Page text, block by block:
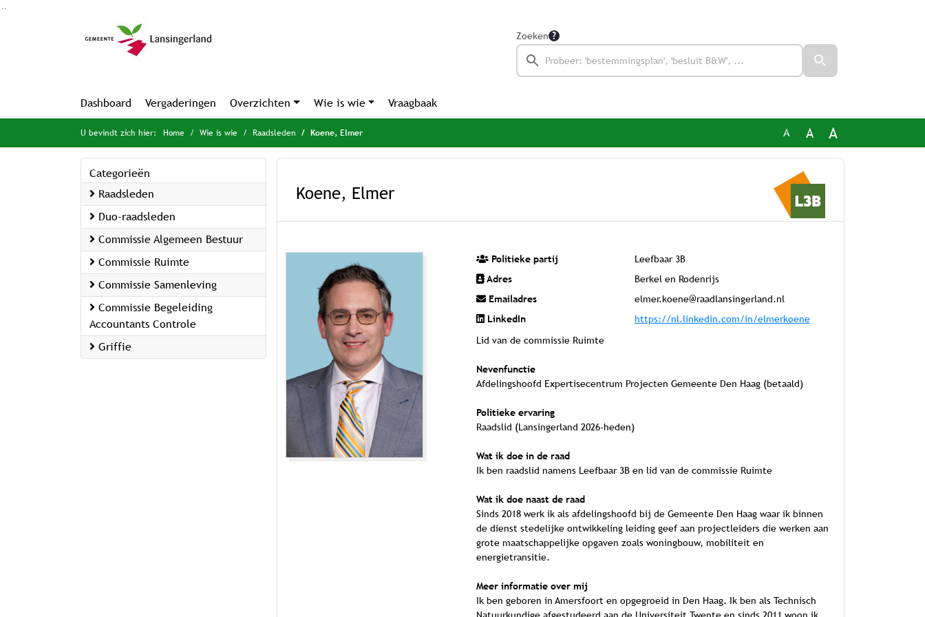
Zoeken
Dashboard Vergaderingen Overzichten Wie is wie Vraagbaak
U bevindt zich hier: Home Wie is wie Raadsleden Koene, Elmer A A A
Categorieën
Raadsleden
Duo-raadsleden
Commissie Algemeen Bestuur
Commissie Ruimte
Commissie Samenleving
Commissie Begeleiding
Accountants Controle
Griffie
Koene, Elmer
Politieke partij
Leefbaar 3B
Adres
Berkel en Rodenrijs
Emailadres
elmer.koene@raadlansingerland.nl
LinkedIn
https://nl.linkedin.com/in/elmerkoene
Lid van de commissie Ruimte
Nevenfunctie
Afdelingshoofd Expertisecentrum Projecten Gemeente Den Haag (betaald)
Politieke ervaring
Raadslid (Lansingerland 2026-heden)
Wat ik doe in de raad
Ik ben raadslid namens Leefbaar 3B en lid van de commissie Ruimte
Wat ik doe naast de raad
Sinds 2018 werk ik als afdelingshoofd bij de Gemeente Den Haag waar ik binnen
de dienst stedelijke ontwikkeling leiding geef aan projectleiders die werken aan
grote maatschappelijke opgaven zoals woningbouw, mobiliteit en
energietransitie.
Meer informatie over mij
Ik ben geboren in Amersfoort en opgegroeid in Den Haag. Ik ben als Technisch